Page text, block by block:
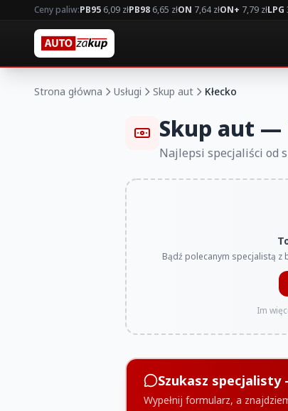
Ceny paliw:PB95 6,09 złPB98 6,65 złON 7,64 złON+ 7,79 złLPG
Strona główna Usługi Skup aut Kłecko
Skup aut —
Najlepsi specjaliści od
Bądź polecanym specjalistą z
Im
Szukasz specjalisty
Wypełnij formularz, a